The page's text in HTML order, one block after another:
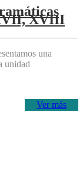
XVIII
una
unidad
Ver más